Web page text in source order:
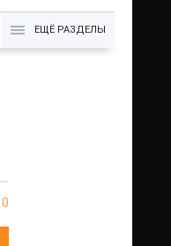
ЕЩЁ РАЗДЕЛЫ
0